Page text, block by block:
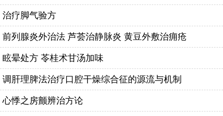
治疗脚气验方
前列腺炎外治法 芦荟治静脉炎 黄豆外敷治痈疮
眩晕处方 苓桂术甘汤加味
调肝理脾法治疗口腔干燥综合征的源流与机制
心悸之房颤辨治方论